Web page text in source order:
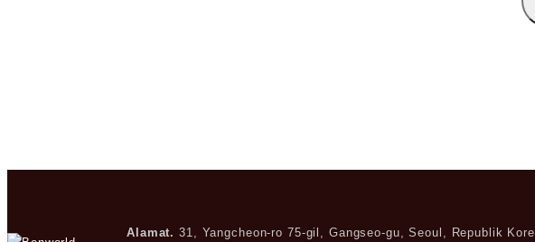
Alamat. 31, Yangcheon-ro 75-gil, Gangseo-gu, Seoul, Republik